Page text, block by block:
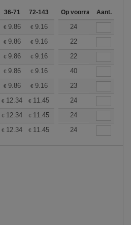
36-71 72-143 144-287 288 + Meer
Op voorraadAant.
€ 9.86 € 9.16 8.45
24
€ 9.86 € 9.16 8.45
22
€ 9.86 € 9.16 8.45
22
€ 9.86 € 9.16 8.45
40
€ 9.86 € 9.16 8.45
23
€ 12.34 € 11.45 10.57
24
€ 12.34 € 11.45 10.57
24
€ 12.34 € 11.45 10.57
24